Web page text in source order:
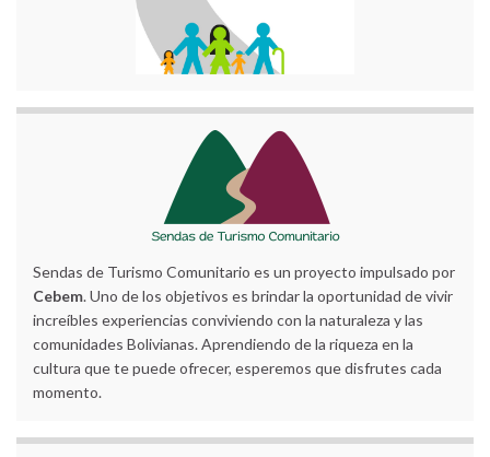
Sendas de Turismo Comunitario es un proyecto impulsado por
Cebem. Uno de los objetivos es brindar la oportunidad de vivir
increíbles experiencias conviviendo con la naturaleza y las
comunidades Bolivianas. Aprendiendo de la riqueza en la
cultura que te puede ofrecer, esperemos que disfrutes cada
momento.